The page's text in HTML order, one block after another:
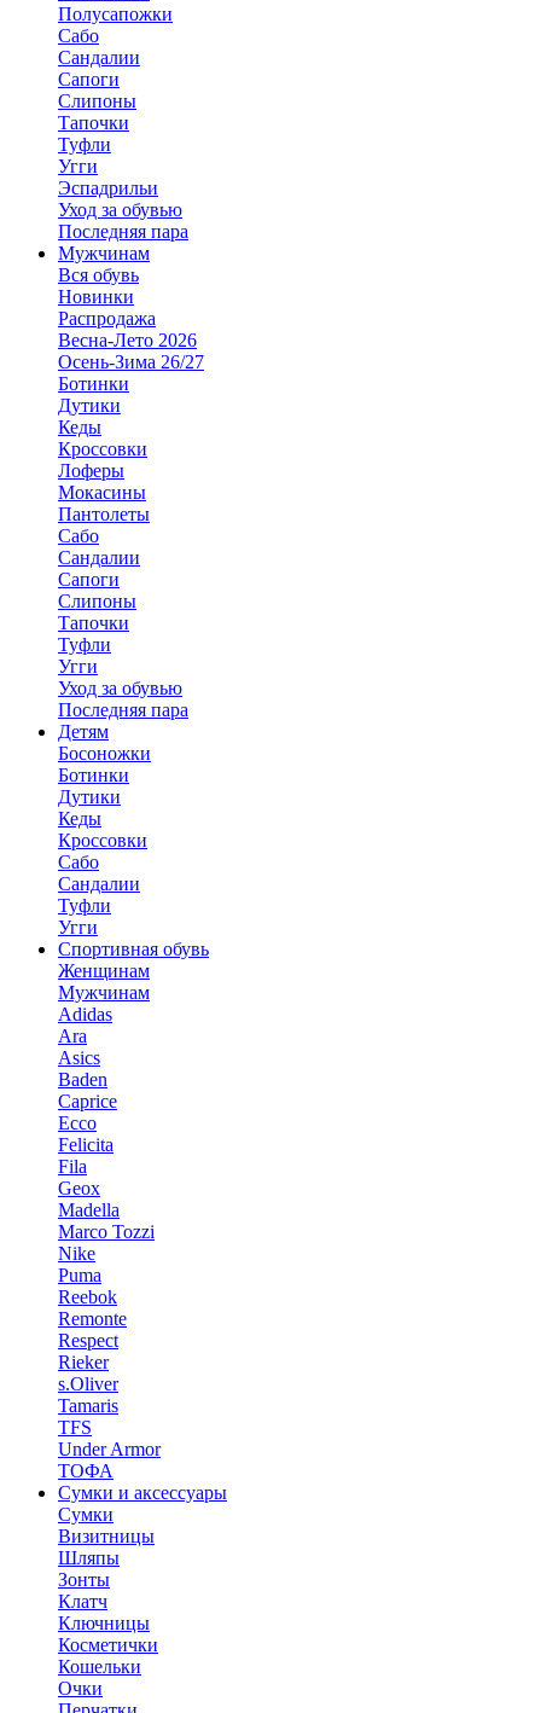
Полусапожки
Сабо
Сандалии
Сапоги
Слипоны
Тапочки
Туфли
Угги
Эспадрильи
Уход за обувью
Последняя пара
Мужчинам
Вся обувь
Новинки
Распродажа
Весна-Лето 2026
Осень-Зима 26/27
Ботинки
Дутики
Кеды
Кроссовки
Лоферы
Мокасины
Пантолеты
Сабо
Сандалии
Сапоги
Слипоны
Тапочки
Туфли
Угги
Уход за обувью
Последняя пара
Детям
Босоножки
Ботинки
Дутики
Кеды
Кроссовки
Сабо
Сандалии
Туфли
Угги
Спортивная обувь
Женщинам
Мужчинам
Adidas
Ara
Asics
Baden
Caprice
Ecco
Felicita
Fila
Geox
Madella
Marco Tozzi
Nike
Puma
Reebok
Remonte
Respect
Rieker
s.Oliver
Tamaris
TFS
Under Armor
ТОФА
Сумки и аксессуары
Сумки
Визитницы
Шляпы
Зонты
Клатч
Ключницы
Косметички
Кошельки
Очки